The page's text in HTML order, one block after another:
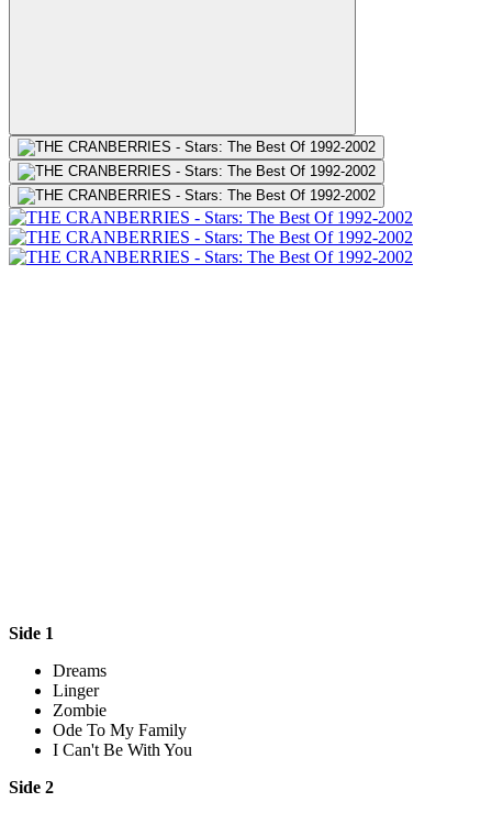
Side 1
Dreams
Linger
Zombie
Ode To My Family
I Can't Be With You
Side 2